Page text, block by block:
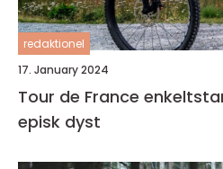
redaktionel
17. January 2024
Tour de France
episk dyst